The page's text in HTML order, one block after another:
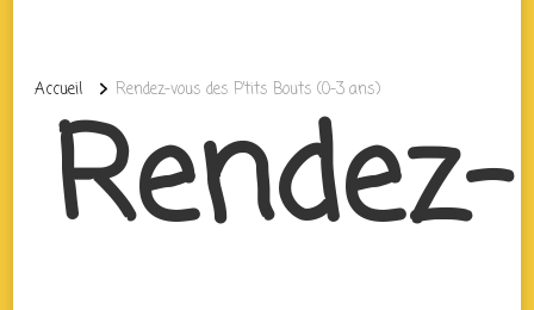
Accueil Rendez-vous des P’tits Bouts (0-3 ans)
Rendez-